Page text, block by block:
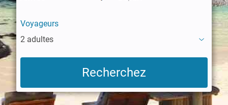
Voyageurs
2 adultes